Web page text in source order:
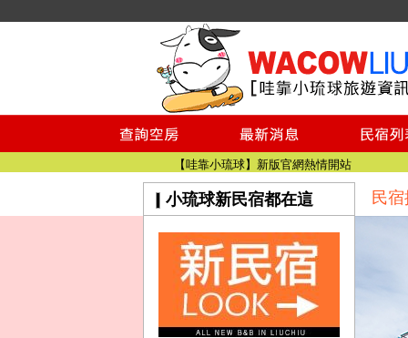
小琉球民宿空房
小琉球民宿
小琉球民宿推薦
【小琉球民宿特約】東港停車場!!看這邊
小琉球民宿 最完整的旅遊資訊都在這
【哇靠小琉球】新版官網熱情開站
【哇靠小琉球粉絲團】即時動態!!
小琉球民宿空房
小琉球民宿
小琉球民宿推薦
【小琉球民宿特約】東港停車場!!看這邊
小琉球民宿 最完整的旅遊資訊都在這
小琉球新民宿都在這 民